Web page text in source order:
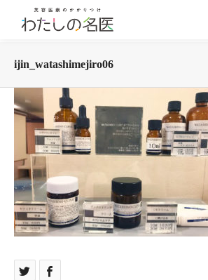
ijin_watashimejiro06